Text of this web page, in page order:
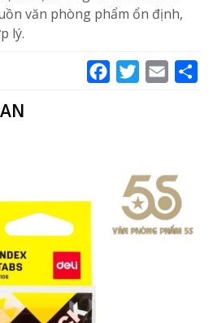
văn phòng phẩm ổn định,
lý.
FacebookTwitterEmail